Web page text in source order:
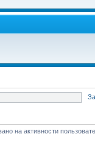
на активности